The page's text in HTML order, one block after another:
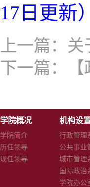
17日更新
上一篇： 关
下一篇：
学院概况
学院简介
历任领导
现任领导
机构设
行政管理
公共事业
城市管理
国际政治
学院办公